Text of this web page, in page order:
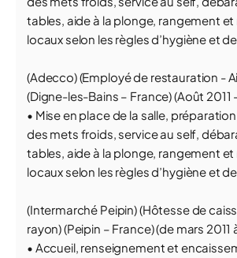
tables, aide à la plonge, rangement
locaux selon les règles d’hygiène et
(Adecco) (Employé de restauration -
(Digne-les-Bains – France) (Août 2011
• Mise en place de la salle,
des mets froids, service au self,
tables, aide à la plonge, rangement
locaux selon les règles d’hygiène et
(Intermarché Peipin) (Hôtesse de
rayon) (Peipin – France) (de mars 2011
• Accueil, renseignement et